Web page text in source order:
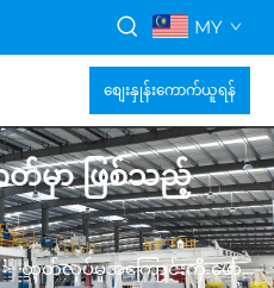
MY
စျေးနှုန်းကောက်ယူရန်
မှာ ဖြစ်သည့်
ထုတ်လုပ်မှုအကြောင်းကို ဖော်ပြထားသော ကြောင်းများ